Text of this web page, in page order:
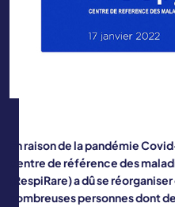
En raison de la pandémie
centre de référence des
(RespiRare) a dû se
nombreuses personnes dont